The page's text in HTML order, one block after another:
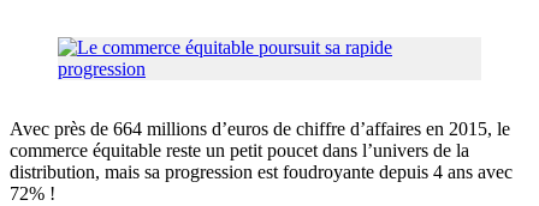
Avec près de 664 millions d’euros de chiffre d’affaires en 2015, le
commerce équitable reste un petit poucet dans l’univers de la
distribution, mais sa progression est foudroyante depuis 4 ans avec
72% !